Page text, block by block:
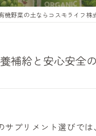
機野菜の土ならコスモライフ株
補給と安心安全
プリメント選びで